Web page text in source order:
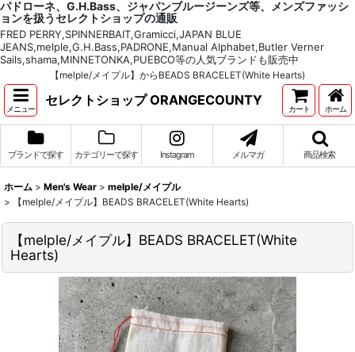
パドローネ、G.H.Bass、ジャパンブルージーンズ等、メンズファッシ
ョンを扱うセレクトショップの通販
FRED PERRY,SPINNERBAIT,Gramicci,JAPAN BLUE
JEANS,melple,G.H.Bass,PADRONE,Manual Alphabet,Butler Verner
Sails,shama,MINNETONKA,PUEBCO等の人気ブランドも販売中
【melple/メイプル】からBEADS BRACELET(White Hearts)
メニュー
セレクトショップ ORANGECOUNTY
カート ホーム
ブランドで探す カテゴリーで探す Instagram メルマガ 商品検索
ホーム > Men's Wear > melple/メイプル
>
【melple/メイプル】BEADS BRACELET(White Hearts)
【melple/メイプル】BEADS BRACELET(White
Hearts)